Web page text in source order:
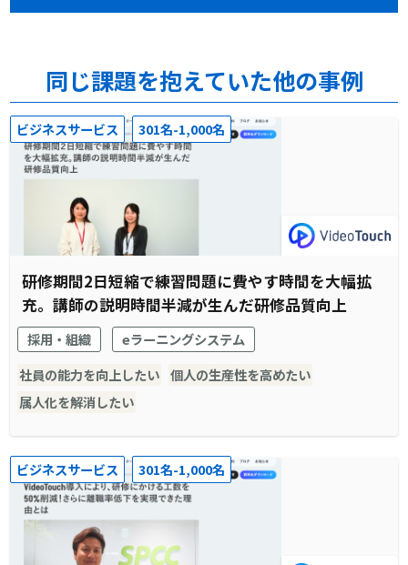
同じ課題を抱えていた他の事例
ビジネスサービス 301名-1,000名
研修期間2日短縮で練習問題に費やす時間を大幅拡
充。講師の説明時間半減が生んだ研修品質向上
採用・組織
eラーニングシステム
社員の能力を向上したい 個人の生産性を高めたい
属人化を解消したい
ビジネスサービス 301名-1,000名